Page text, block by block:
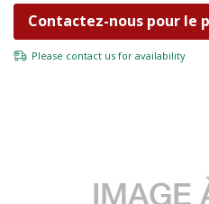
Contactez-nous pour le
Please contact us for availability